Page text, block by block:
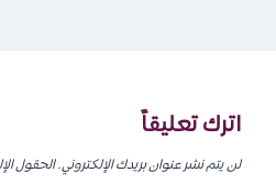
اترك تعليقاً
لن يتم نشر عنوان بريدك الإلكتروني.الحقول